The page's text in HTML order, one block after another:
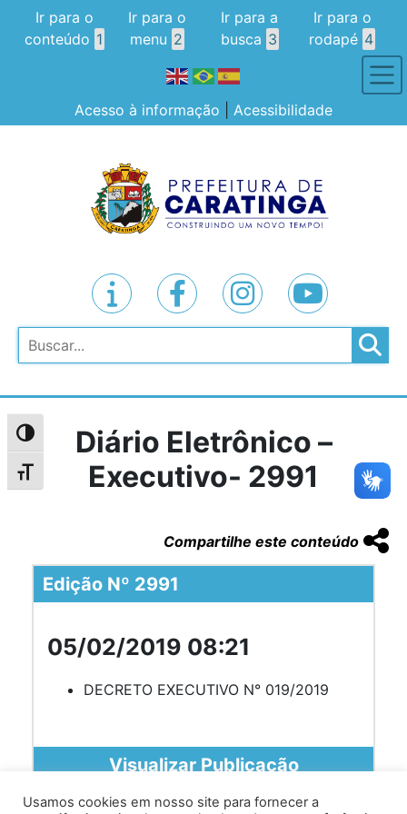
Alternar alto contraste
Alternar tamanho da fonte
Ir para o
conteúdo 1
Ir para o
menu 2
Ir para a
busca 3
Ir para o
rodapé 4
Acesso à informação Acessibilidade
Pesquisar
Diário Eletrônico –
Executivo- 2991
Compartilhe este conteúdo
Edição Nº 2991
05/02/2019 08:21
DECRETO EXECUTIVO N° 019/2019
Visualizar Publicação
Usamos cookies em nosso site para fornecer a